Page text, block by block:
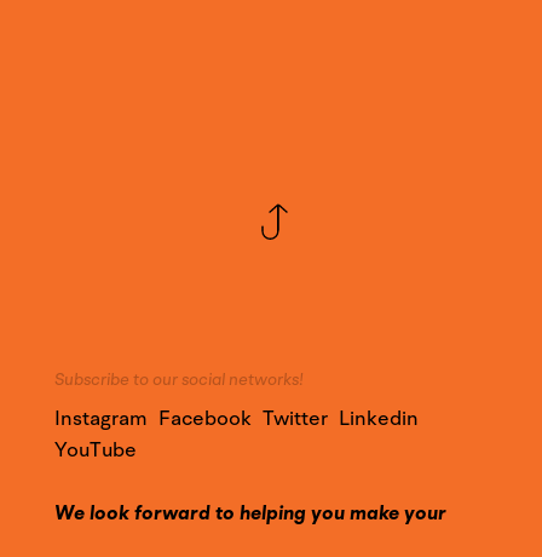
Subscribe to our social networks!
Instagram Facebook Twitter Linkedin
YouTube
We look forward to helping you make your